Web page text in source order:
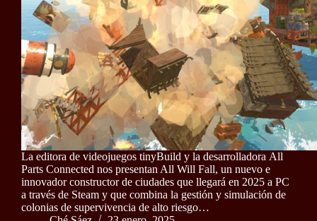
La editora de videojuegos tinyBuild y la desarrolladora All
Parts Connected nos presentan All Will Fall, un nuevo e
innovador constructor de ciudades que llegará en 2025 a PC
a través de Steam y que combina la gestión y simulación de
colonias de supervivencia de alto riesgo…